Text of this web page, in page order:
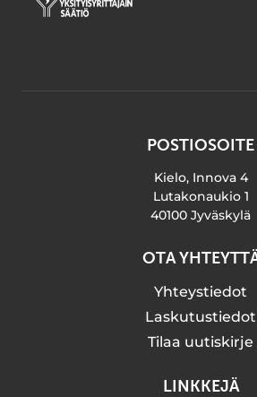
POSTIOSOITE
Kielo, Innova 4
Lutakonaukio 1
40100 Jyväskylä
OTA
Yhteystiedot
Laskutustiedot
Tilaa uutiskirje
LINKKEJÄ